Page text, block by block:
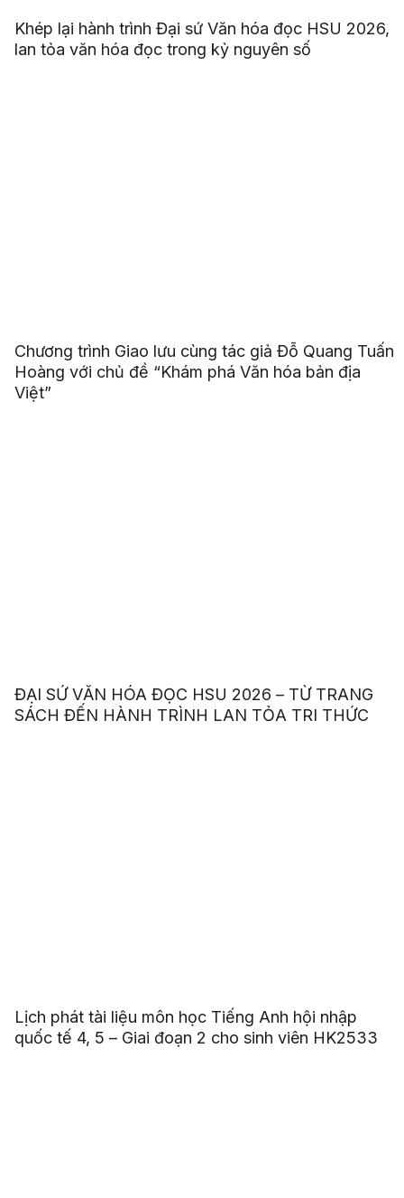
Khép lại hành trình Đại sứ Văn hóa đọc HSU 2026,
lan tỏa văn hóa đọc trong kỷ nguyên số
Chương trình Giao lưu cùng tác giả Đỗ Quang Tuấn
Hoàng với chủ đề “Khám phá Văn hóa bản địa
Việt”
ĐẠI SỨ VĂN HÓA ĐỌC HSU 2026 – TỪ TRANG
SÁCH ĐẾN HÀNH TRÌNH LAN TỎA TRI THỨC
Lịch phát tài liệu môn học Tiếng Anh hội nhập
quốc tế 4, 5 – Giai đoạn 2 cho sinh viên HK2533